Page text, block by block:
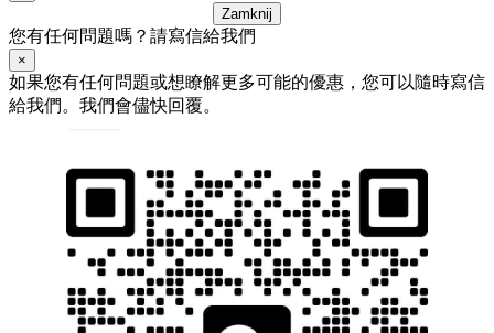
Zamknij
您有任何問題嗎？請寫信給我們
×
如果您有任何問題或想瞭解更多可能的優惠，您可以隨時寫信
給我們。我們會儘快回覆。